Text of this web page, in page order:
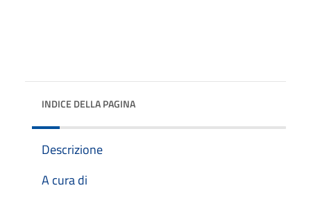
INDICE DELLA PAGINA
Descrizione
A cura di